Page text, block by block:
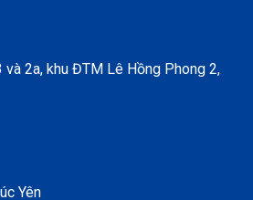
2a, khu ĐTM Lê Hồng Phong 2,
Yên